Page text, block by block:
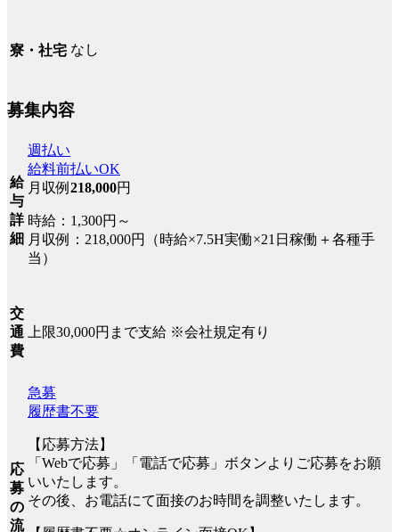
寮・社宅 なし
募集内容
給
与
詳
細
週払い
給料前払いOK
月収例 218,000円
時給：1,300円～
月収例：218,000円（時給×7.5H実働×21日稼働＋各種手
当）
交
通
費
上限30,000円まで支給 ※会社規定有り
応
募
の
流
急募
履歴書不要
【応募方法】
「Webで応募」「電話で応募」ボタンよりご応募をお願
いいたします。
その後、お電話にて面接のお時間を調整いたします。